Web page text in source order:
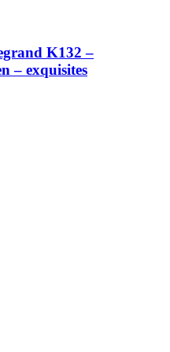
K132 –
– exquisites